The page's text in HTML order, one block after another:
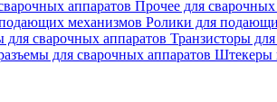
Прочее для сварочных
Ролики для
Транзисторы
Штекеры